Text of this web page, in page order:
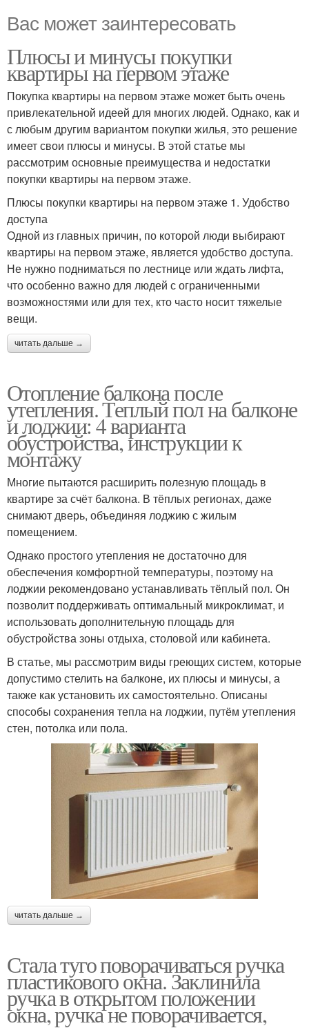
Вас может заинтересовать
Плюсы и минусы покупки
квартиры на первом этаже
Покупка квартиры на первом этаже может быть очень
привлекательной идеей для многих людей. Однако, как и
с любым другим вариантом покупки жилья, это решение
имеет свои плюсы и минусы. В этой статье мы
рассмотрим основные преимущества и недостатки
покупки квартиры на первом этаже.
Плюсы покупки квартиры на первом этаже 1. Удобство
доступа
Одной из главных причин, по которой люди выбирают
квартиры на первом этаже, является удобство доступа.
Не нужно подниматься по лестнице или ждать лифта,
что особенно важно для людей с ограниченными
возможностями или для тех, кто часто носит тяжелые
вещи.
читать дальше →
Отопление балкона после
утепления. Теплый пол на балконе
и лоджии: 4 варианта
обустройства, инструкции к
монтажу
Многие пытаются расширить полезную площадь в
квартире за счёт балкона. В тёплых регионах, даже
снимают дверь, объединяя лоджию с жилым
помещением.
Однако простого утепления не достаточно для
обеспечения комфортной температуры, поэтому на
лоджии рекомендовано устанавливать тёплый пол. Он
позволит поддерживать оптимальный микроклимат, и
использовать дополнительную площадь для
обустройства зоны отдыха, столовой или кабинета.
В статье, мы рассмотрим виды греющих систем, которые
допустимо стелить на балконе, их плюсы и минусы, а
также как установить их самостоятельно. Описаны
способы сохранения тепла на лоджии, путём утепления
стен, потолка или пола.
читать дальше →
Стала туго поворачиваться ручка
пластикового окна. Заклинила
ручка в открытом положении
окна, ручка не поворачивается,